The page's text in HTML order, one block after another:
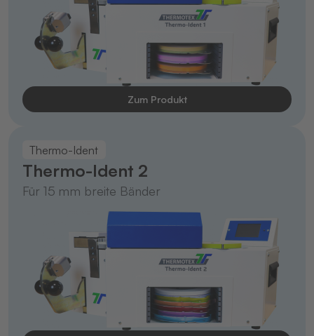
Zum Produkt
Thermo-Ident
Thermo-Ident 2
Für 15 mm breite Bänder